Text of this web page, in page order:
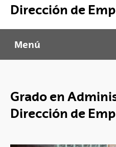
Dirección de
Menú
Grado en
Dirección de